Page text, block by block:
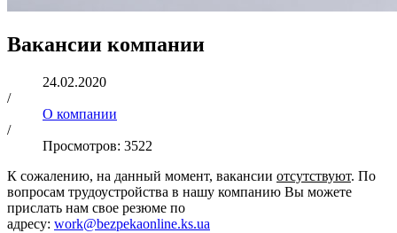
Вакансии компании
24.02.2020
/
О компании
/
Просмотров: 3522
К сожалению, на данный момент, вакансии отсутствуют. По
вопросам трудоустройства в нашу компанию Вы можете
прислать нам свое резюме по
адресу: work@bezpekaonline.ks.ua